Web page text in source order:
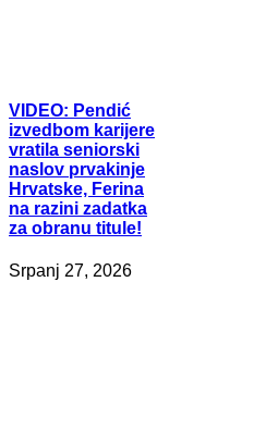
VIDEO: Pendić
izvedbom karijere
vratila seniorski
naslov prvakinje
Hrvatske, Ferina
na razini zadatka
za obranu titule!
Srpanj 27, 2026